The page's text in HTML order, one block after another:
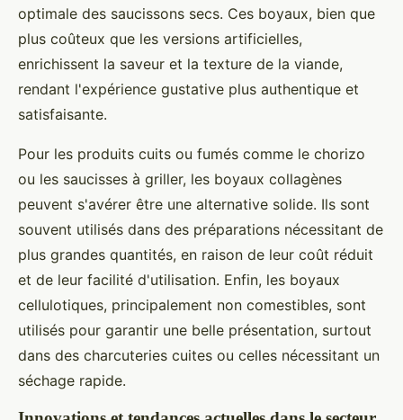
optimale des saucissons secs. Ces boyaux, bien que
plus coûteux que les versions artificielles,
enrichissent la saveur et la texture de la viande,
rendant l'expérience gustative plus authentique et
satisfaisante.
Pour les produits cuits ou fumés comme le chorizo
ou les saucisses à griller, les boyaux collagènes
peuvent s'avérer être une alternative solide. Ils sont
souvent utilisés dans des préparations nécessitant de
plus grandes quantités, en raison de leur coût réduit
et de leur facilité d'utilisation. Enfin, les boyaux
cellulotiques, principalement non comestibles, sont
utilisés pour garantir une belle présentation, surtout
dans des charcuteries cuites ou celles nécessitant un
séchage rapide.